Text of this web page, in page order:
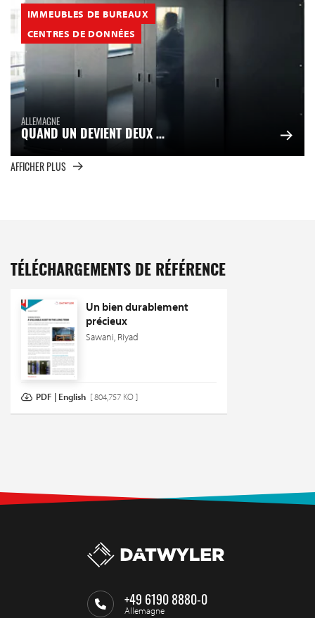
IMMEUBLES DE BUREAUX
CENTRES DE DONNÉES
ALLEMAGNE
QUAND UN DEVIENT DEUX …
AFFICHER PLUS
TÉLÉCHARGEMENTS DE RÉFÉRENCE
Un bien durablement
précieux
Sawani, Riyad
PDF | English [ 804,757 KO ]
+49 6190 8880-0
Allemagne